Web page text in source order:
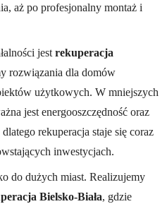
aż po profesjonalny montaż i
jest rekuperacja
rozwiązania dla domów
użytkowych. W mniejszych
jest energooszczędność oraz
rekuperacja staje się coraz
inwestycjach.
do dużych miast. Realizujemy
Bielsko-Biała, gdzie